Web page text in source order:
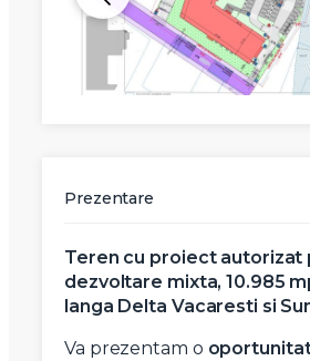
Prezentare
Teren cu proiect autorizat
dezvoltare mixta, 10.985
langa Delta Vacaresti si
Va prezentam o